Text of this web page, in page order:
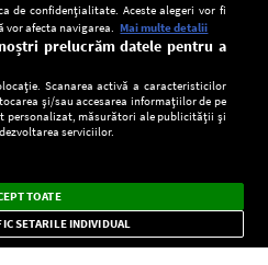
CONFIDENŢIALITATE
și alerte
×
de confidențialitate. Aceste alegeri vor fi
afecta navigarea. Mai multe detalii
prelucrăm datele pentru a
Scanarea activă a caracteristicilor
și/sau accesarea informațiilor de pe
personalizat, măsurători ale publicității și
serviciilor.
TOATE
SETARILE INDIVIDUAL